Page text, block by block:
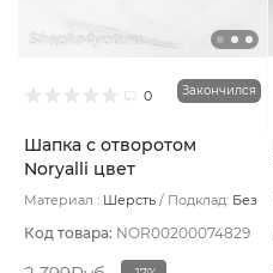
0 Закончился
Шапка с отворотом
Noryalli цвет
Викторианский красный
Материал : Шерсть Подклад: Без
Код товара: NOR00200074829